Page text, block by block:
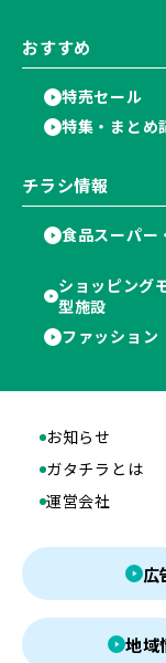
おすすめ
特売セール
特集・まとめ
チラシ情報
食品スーパー
ショッピング
型施設
ファッション
お知らせ
ガタチラとは
運営会社
広
地域